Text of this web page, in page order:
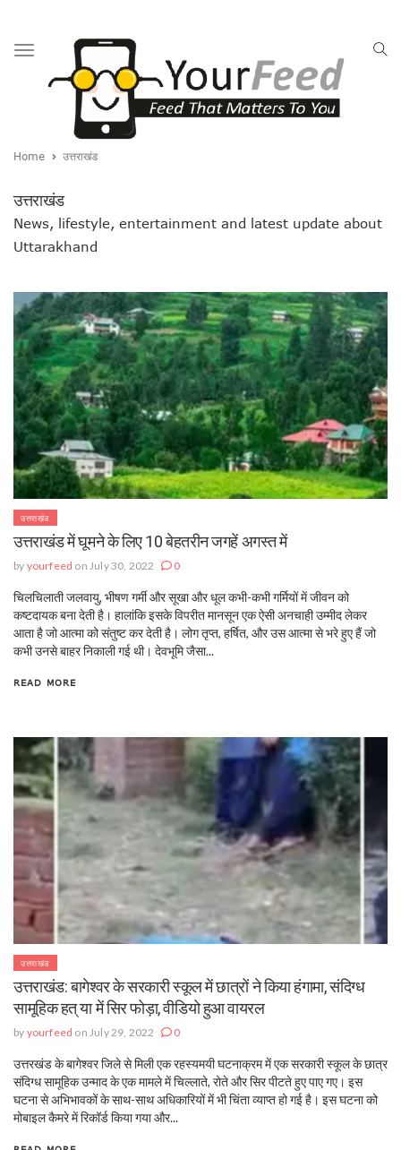
Toggle
navigation
Home उत्तराखंड
उत्तराखंड
News, lifestyle, entertainment and latest update about
Uttarakhand
उत्तराखंड
उत्तराखंड में घूमने के लिए 10 बेहतरीन जगहें अगस्त में
by yourfeed on July 30, 2022 0
चिलचिलाती जलवायु, भीषण गर्मी और सूखा और धूल कभी-कभी गर्मियों में जीवन को
कष्टदायक बना देती है। हालांकि इसके विपरीत मानसून एक ऐसी अनचाही उम्मीद लेकर
आता है जो आत्मा को संतुष्ट कर देती है। लोग तृप्त, हर्षित, और उस आत्मा से भरे हुए हैं जो
कभी उनसे बाहर निकाली गई थी। देवभूमि जैसा...
READ MORE
उत्तराखंड
उत्तराखंड: बागेश्वर के सरकारी स्कूल में छात्रों ने किया हंगामा, संदिग्ध
सामूहिक हत् या में सिर फोड़ा, वीडियो हुआ वायरल
by yourfeed on July 29, 2022 0
उत्तरखंड के बागेश्वर जिले से मिली एक रहस्यमयी घटनाक्रम में एक सरकारी स्कूल के छात्र
संदिग्ध सामूहिक उन्माद के एक मामले में चिल्लाते, रोते और सिर पीटते हुए पाए गए। इस
घटना से अभिभावकों के साथ-साथ अधिकारियों में भी चिंता व्याप्त हो गई है। इस घटना को
मोबाइल कैमरे में रिकॉर्ड किया गया और...